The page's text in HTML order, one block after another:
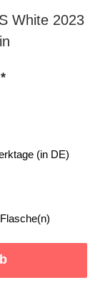
White 2023
(in DE)
Flasche(n)